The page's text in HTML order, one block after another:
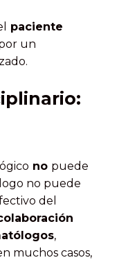
paciente
un
no puede
no puede
del
,
muchos casos,